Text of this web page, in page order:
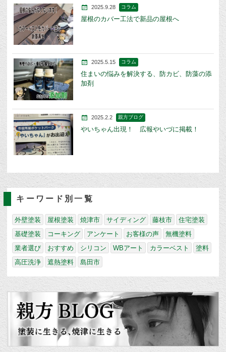
2025.9.28 コラム
屋根のカバー工法で新品の屋根へ
2025.5.15 コラム
住まいの悩みを解決する、防カビ、防藻の添
加剤
2025.2.2 親方ブログ
やいちゃん出現！ 広報やいづに掲載！
キーワード別一覧
外壁塗装 屋根塗装 焼津市 サイディング 藤枝市
住宅塗装
基礎塗装
コーキング アンケート お客様の声
無機塗料
業者選び
おすすめ シリコン WBアート カラーベスト
塗料
高圧洗浄
遮熱塗料 島田市